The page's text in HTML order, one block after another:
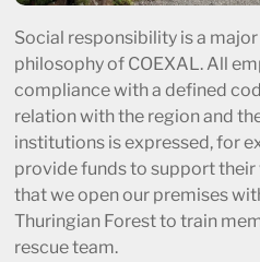
Social responsibility is a
philosophy of COEXAL. All
compliance with a defined
relation with the region and
institutions is expressed, for
provide funds to support
that we open our premises
Thuringian Forest to train
rescue team.